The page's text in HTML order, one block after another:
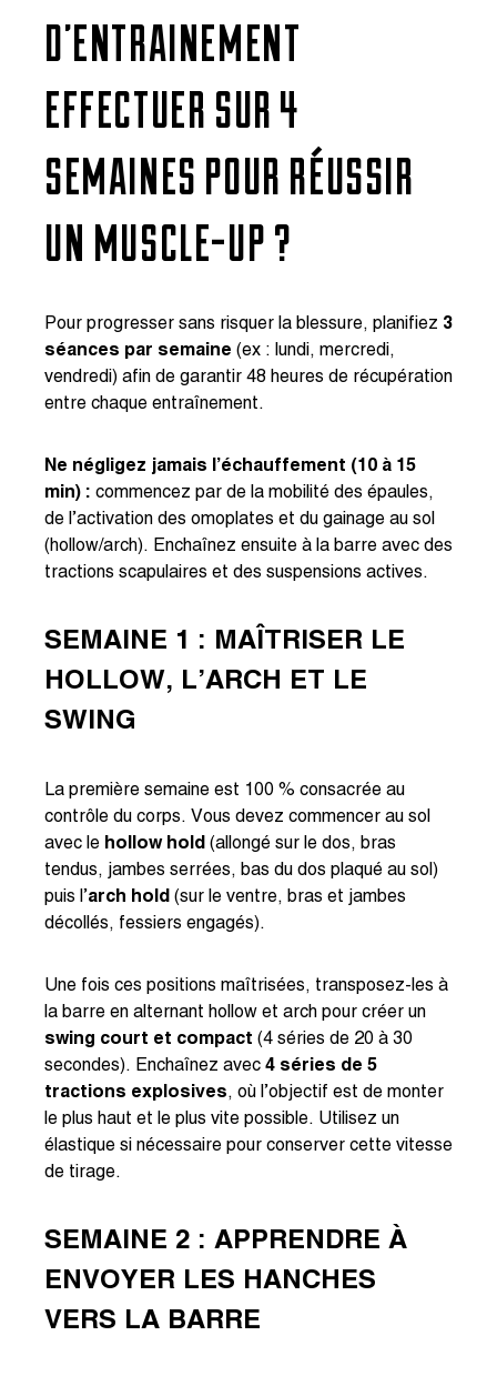
D’ENTRAÎNEMENT
EFFECTUER SUR 4
SEMAINES POUR RÉUSSIR
UN MUSCLE-UP ?
Pour progresser sans risquer la blessure, planifiez 3
séances par semaine (ex : lundi, mercredi,
vendredi) afin de garantir 48 heures de récupération
entre chaque entraînement.
Ne négligez jamais l’échauffement (10 à 15
min) : commencez par de la mobilité des épaules,
de l’activation des omoplates et du gainage au sol
(hollow/arch). Enchaînez ensuite à la barre avec des
tractions scapulaires et des suspensions actives.
SEMAINE 1 : MAÎTRISER LE
HOLLOW, L’ARCH ET LE
SWING
La première semaine est 100 % consacrée au
contrôle du corps. Vous devez commencer au sol
avec le hollow hold (allongé sur le dos, bras
tendus, jambes serrées, bas du dos plaqué au sol)
puis l’arch hold (sur le ventre, bras et jambes
décollés, fessiers engagés).
Une fois ces positions maîtrisées, transposez-les à
la barre en alternant hollow et arch pour créer un
swing court et compact (4 séries de 20 à 30
secondes). Enchaînez avec 4 séries de 5
tractions explosives, où l’objectif est de monter
le plus haut et le plus vite possible. Utilisez un
élastique si nécessaire pour conserver cette vitesse
de tirage.
SEMAINE 2 : APPRENDRE À
ENVOYER LES HANCHES
VERS LA BARRE